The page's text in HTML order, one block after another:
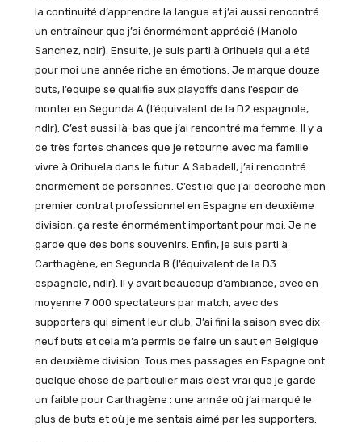
la continuité d’apprendre la langue et j’ai aussi rencontré
un entraîneur que j’ai énormément apprécié (Manolo
Sanchez, ndlr). Ensuite, je suis parti à Orihuela qui a été
pour moi une année riche en émotions. Je marque douze
buts, l’équipe se qualifie aux playoffs dans l’espoir de
monter en Segunda A (l’équivalent de la D2 espagnole,
ndlr). C’est aussi là-bas que j’ai rencontré ma femme. Il y a
de très fortes chances que je retourne avec ma famille
vivre à Orihuela dans le futur. A Sabadell, j’ai rencontré
énormément de personnes. C’est ici que j’ai décroché mon
premier contrat professionnel en Espagne en deuxième
division, ça reste énormément important pour moi. Je ne
garde que des bons souvenirs. Enfin, je suis parti à
Carthagène, en Segunda B (l’équivalent de la D3
espagnole, ndlr). Il y avait beaucoup d’ambiance, avec en
moyenne 7 000 spectateurs par match, avec des
supporters qui aiment leur club. J’ai fini la saison avec dix-
neuf buts et cela m’a permis de faire un saut en Belgique
en deuxième division. Tous mes passages en Espagne ont
quelque chose de particulier mais c’est vrai que je garde
un faible pour Carthagène : une année où j’ai marqué le
plus de buts et où je me sentais aimé par les supporters.